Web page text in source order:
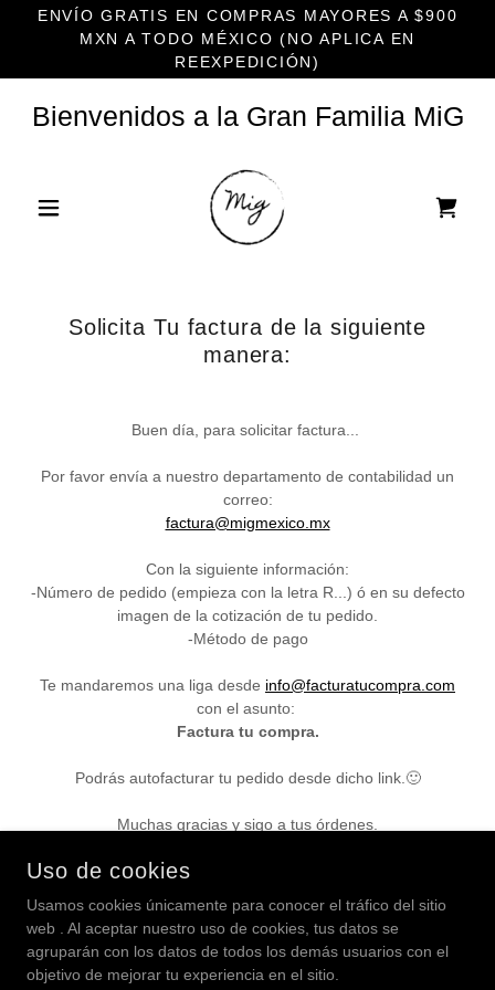
ENVÍO GRATIS EN COMPRAS MAYORES A $900
MXN A TODO MÉXICO (NO APLICA EN
REEXPEDICIÓN)
Bienvenidos a la Gran Familia MiG
Solicita Tu factura de la siguiente
manera:
Buen día, para solicitar factura...
Por favor envía a nuestro departamento de contabilidad un
correo:
factura@migmexico.mx
Con la siguiente información:
-Número de pedido (empieza con la letra R...) ó en su defecto
imagen de la cotización de tu pedido.
-Método de pago
Te mandaremos una liga desde info@facturatucompra.com
con el asunto:
Factura tu compra.
Podrás autofacturar tu pedido desde dicho link.🙂
Muchas gracias y sigo a tus órdenes.
COPYRIGHT © 2026 MIG MÉXICO - TODOS LOS DERECHOS
RESERVADOS.
Uso de cookies
Usamos cookies únicamente para conocer el tráfico del sitio
web . Al aceptar nuestro uso de cookies, tus datos se
agruparán con los datos de todos los demás usuarios con el
objetivo de mejorar tu experiencia en el sitio.